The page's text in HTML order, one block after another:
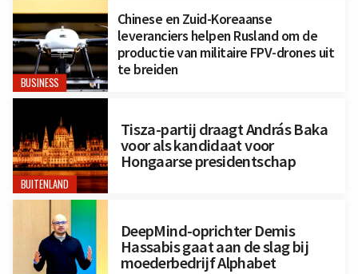
BUSINESS
Chinese en Zuid-Koreaanse
leveranciers helpen Rusland om de
productie van militaire FPV-drones uit
te breiden
BUITENLAND
Tisza-partij draagt András Baka
voor als kandidaat voor
Hongaarse presidentschap
DeepMind-oprichter Demis
Hassabis gaat aan de slag bij
moederbedrijf Alphabet